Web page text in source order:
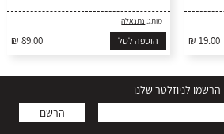
₪ 19.00
מותג: נתנאלה
₪ 89.00 הוספה לסל
הרשמו לניוזלטר שלנו
הרשם